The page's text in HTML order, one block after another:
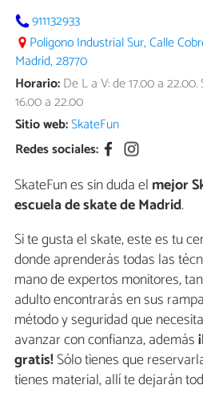
911132933
Poligono Industrial Sur, Calle
Madrid, 28770
Horario:De L a V: de 17.00 a
16.00 a 22.00
Sitio web:SkateFun
Redes sociales:
SkateFun es sin duda el mejor
escuela de skate de Madrid.
Si te gusta el skate, este es tu
donde aprenderás todas las
mano de expertos monitores,
adulto encontrarás en sus
método y seguridad que
avanzar con confianza, además
gratis!Sólo tienes que
tienes material, allí te dejarán